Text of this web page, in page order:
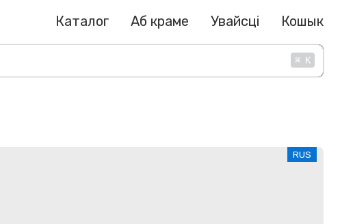
Каталог Аб краме Увайсці Кошык
⌘ K
RUS